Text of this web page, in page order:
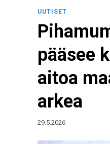
UUTISET
pääsee
aitoa
arkea
29.5.2026